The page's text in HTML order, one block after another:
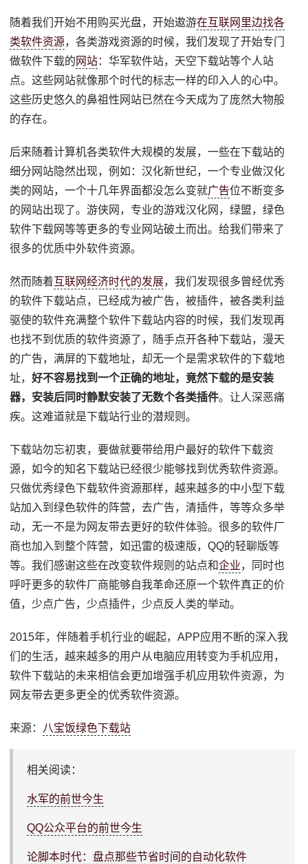
随着我们开始不用购买光盘，开始遨游在互联网里边找各
类软件资源，各类游戏资源的时候，我们发现了开始专门
做软件下载的 网站：华军软件站，天空下载站等个人站
点。这些网站就像那个时代的标志一样的印入人的心中。
这些历史悠久的鼻祖性网站已然在今天成为了庞然大物般
的存在。
后来随着计算机各类软件大规模的发展，一些在下载站的
细分网站隐然出现，例如：汉化新世纪，一个专业做汉化
类的网站，一个十几年界面都没怎么变就广告位不断变多
的网站出现了。游侠网，专业的游戏汉化网，绿盟，绿色
软件下载网等等更多的专业网站破土而出。给我们带来了
很多的优质中外软件资源。
然而随着互联网经济时代的发展，我们发现很多曾经优秀
的软件下载站点，已经成为被广告，被插件，被各类利益
驱使的软件充满整个软件下载站内容的时候，我们发现再
也找不到优质的软件资源了，随手点开各种下载站，漫天
的广告，满屏的下载地址，却无一个是需求软件的下载地
址，好不容易找到一个正确的地址，竟然下载的是安装
器，安装后同时静默安装了无数个各类插件。让人深恶痛
疾。这难道就是下载站行业的潜规则。
下载站勿忘初衷，要做就要带给用户最好的软件下载资
源，如今的知名下载站已经很少能够找到优秀软件资源。
只做优秀绿色下载软件资源那样，越来越多的中小型下载
站加入到绿色软件的阵营，去广告，清插件，等等众多举
动，无一不是为网友带去更好的软件体验。很多的软件厂
商也加入到整个阵营，如迅雷的极速版，QQ的轻聊版等
等。我们感谢这些在改变软件规则的站点和企业，同时也
呼吁更多的软件厂商能够自我革命还原一个软件真正的价
值，少点广告，少点插件，少点反人类的举动。
2015年，伴随着手机行业的崛起，APP应用不断的深入我
们的生活，越来越多的用户从电脑应用转变为手机应用，
软件下载站的未来相信会更加增强手机应用软件资源，为
网友带去更多更全的优秀软件资源。
来源： 八宝饭绿色下载站
相关阅读：
水军的前世今生
QQ公众平台的前世今生
论脚本时代：盘点那些节省时间的自动化软件